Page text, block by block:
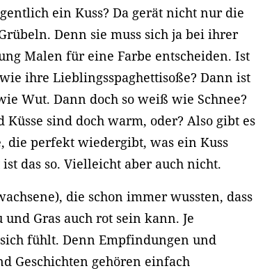
ein Kuss? Da gerät nicht nur die
Denn sie muss sich ja bei ihrer
Malen für eine Farbe entscheiden. Ist
ihre Lieblingsspaghettisoße? Dann ist
Wut. Dann doch so weiß wie Schnee?
sind doch warm, oder? Also gibt es
die perfekt wiedergibt, was ein Kuss
das so. Vielleicht aber auch nicht.
die schon immer wussten, dass
und Gras auch rot sein kann. Je
fühlt. Denn Empfindungen und
Geschichten gehören einfach